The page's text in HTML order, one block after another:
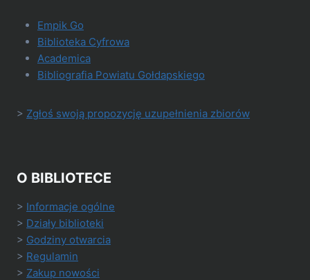
Empik Go
Biblioteka Cyfrowa
Academica
Bibliografia Powiatu Gołdapskiego
> Zgłoś swoją propozycję uzupełnienia zbiorów
O BIBLIOTECE
> Informacje ogólne
> Działy biblioteki
> Godziny otwarcia
> Regulamin
> Zakup nowości